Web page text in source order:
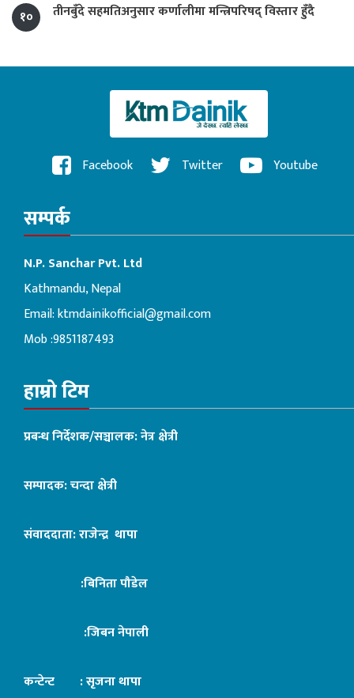
१० तीनबुँदे सहमतिअनुसार कर्णालीमा मन्त्रिपरिषद् विस्तार हुँदै
Facebook Twitter Youtube
सम्पर्क
N.P. Sanchar Pvt. Ltd
Kathmandu, Nepal
Email:ktmdainikofficial@gmail.com
Mob :9851187493
हाम्रो टिम
प्रबन्ध निर्देशक/सञ्चालक: नेत्र क्षेत्री
सम्पादक: चन्दा क्षेत्री
संवाददाता: राजेन्द्र थापा
:बिनिता पौडेल
:जिबन नेपाली
कन्टेन्ट : सृजना थापा